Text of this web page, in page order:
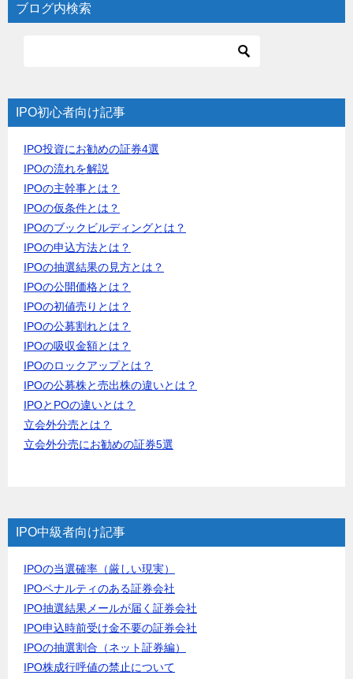
ブログ内検索
IPO初心者向け記事
IPO投資にお勧めの証券4選
IPOの流れを解説
IPOの主幹事とは？
IPOの仮条件とは？
IPOのブックビルディングとは？
IPOの申込方法とは？
IPOの抽選結果の見方とは？
IPOの公開価格とは？
IPOの初値売りとは？
IPOの公募割れとは？
IPOの吸収金額とは？
IPOのロックアップとは？
IPOの公募株と売出株の違いとは？
IPOとPOの違いとは？
立会外分売とは？
立会外分売にお勧めの証券5選
IPO中級者向け記事
IPOの当選確率（厳しい現実）
IPOペナルティのある証券会社
IPO抽選結果メールが届く証券会社
IPO申込時前受け金不要の証券会社
IPOの抽選割合（ネット証券編）
IPO株成行呼値の禁止について